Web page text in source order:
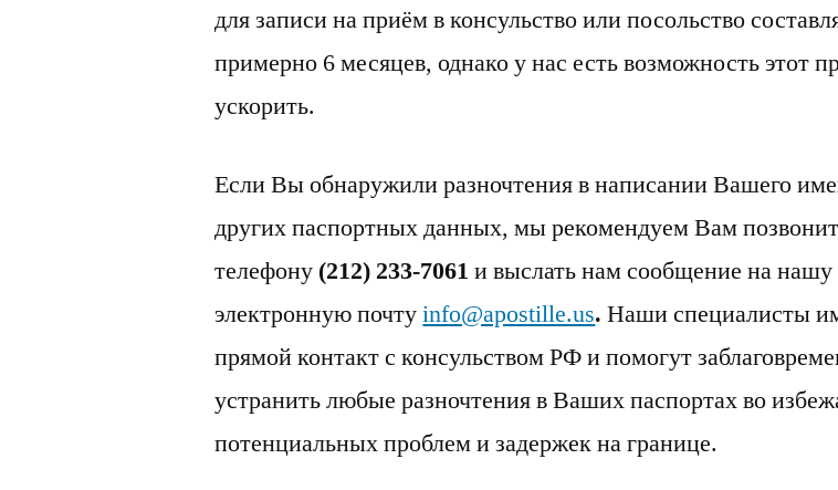
для записи на приём в консульство или посольство
примерно 6 месяцев, однако у нас есть возможность этот
ускорить.
Если Вы обнаружили разночтения в написании Вашего
других паспортных данных, мы рекомендуем Вам
телефону (212) 233-7061 и выслать нам сообщение на нашу
электронную почтуinfo@apostille.us. Наши специалисты
прямой контакт с консульством РФ и помогут
устранить любые разночтения в Ваших паспортах во
потенциальных проблем и задержек на границе.